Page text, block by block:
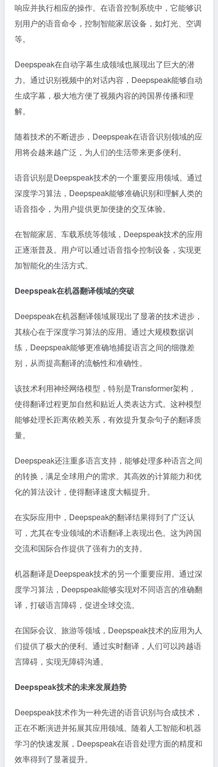
响应并执行相应的操作。在语音控制系统中，它能够识
别用户的语音命令，控制智能家居设备，如灯光、空调
等。
Deepspeak在自动字幕生成领域也展现出了巨大的潜
力。通过识别视频中的对话内容，Deepspeak能够自动
生成字幕，极大地方便了视频内容的跨国界传播和理
解。
随着技术的不断进步，Deepspeak在语音识别领域的应
用将会越来越广泛，为人们的生活带来更多便利。
语音识别是Deepspeak技术的一个重要应用领域。通过
深度学习算法，Deepspeak能够准确识别和理解人类的
语音指令，为用户提供更加便捷的交互体验。
在智能家居、车载系统等领域，Deepspeak技术的应用
正逐渐普及。用户可以通过语音指令控制设备，实现更
加智能化的生活方式。
Deepspeak在机器翻译领域的突破
Deepspeak在机器翻译领域展现出了显著的技术进步，
其核心在于深度学习算法的应用。通过大规模数据训
练，Deepspeak能够更准确地捕捉语言之间的细微差
别，从而提高翻译的流畅性和准确性。
该技术利用神经网络模型，特别是Transformer架构，
使得翻译过程更加自然和贴近人类表达方式。这种模型
能够处理长距离依赖关系，有效提升复杂句子的翻译质
量。
Deepspeak还注重多语言支持，能够处理多种语言之间
的转换，满足全球用户的需求。其高效的计算能力和优
化的算法设计，使得翻译速度大幅提升。
在实际应用中，Deepspeak的翻译结果得到了广泛认
可，尤其在专业领域的术语翻译上表现出色。这为跨国
交流和国际合作提供了强有力的支持。
机器翻译是Deepspeak技术的另一个重要应用。通过深
度学习算法，Deepspeak能够实现对不同语言的准确翻
译，打破语言障碍，促进全球交流。
在国际会议、旅游等领域，Deepspeak技术的应用为人
们提供了极大的便利。通过实时翻译，人们可以跨越语
言障碍，实现无障碍沟通。
Deepspeak技术的未来发展趋势
Deepspeak技术作为一种先进的语音识别与合成技术，
正在不断演进并拓展其应用领域。随着人工智能和机器
学习的快速发展，Deepspeak在语音处理方面的精度和
效率得到了显著提升。